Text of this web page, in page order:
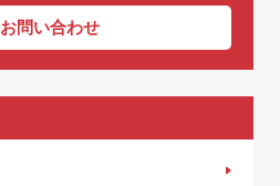
お問い合わせ